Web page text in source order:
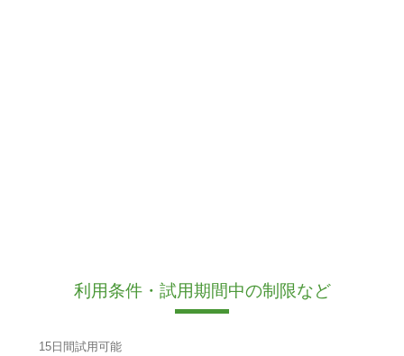
利用条件・試用期間中の制限など
15日間試用可能